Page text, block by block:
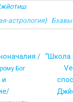
астрология} Бхавы
/
Бог
и
“Школа